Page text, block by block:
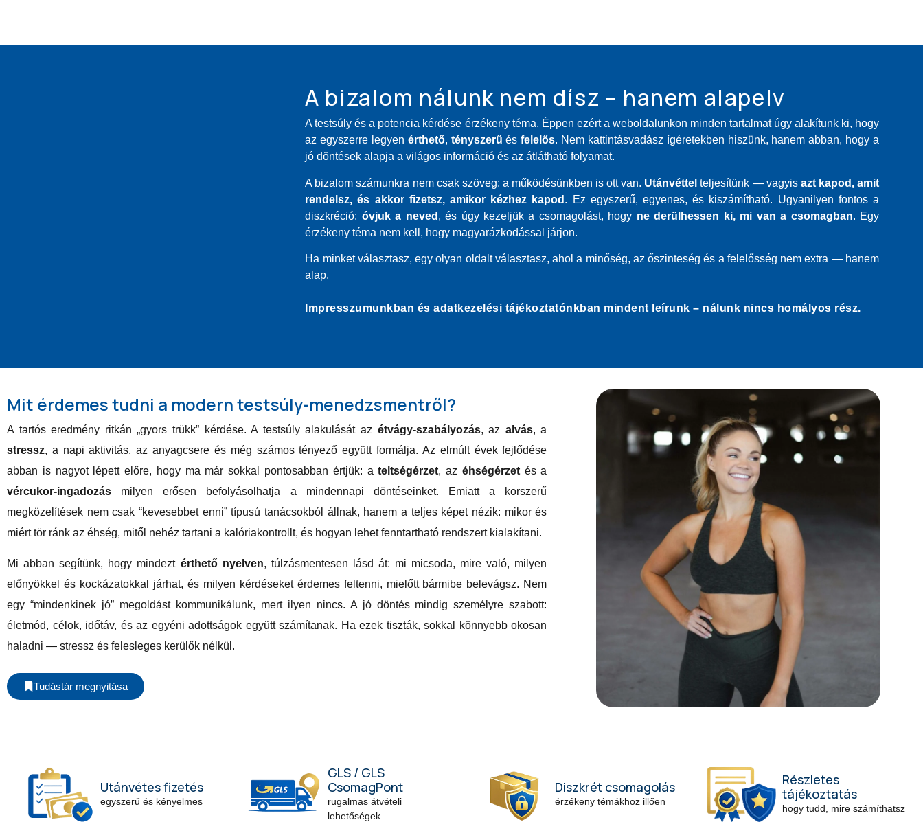
A bizalom nálunk nem dísz – hanem alapelv
A testsúly és a potencia kérdése érzékeny téma. Éppen ezért a weboldalunkon minden tartalmat úgy alakítunk ki, hogy
az egyszerre legyen érthető, tényszerű ésfelelős. Nem kattintásvadász ígéretekben hiszünk, hanem abban, hogy a
jó döntések alapja a világos információ és az átlátható folyamat.
A bizalom számunkra nem csak szöveg: a működésünkben is ott van. Utánvéttel teljesítünk — vagyis azt kapod, amit
rendelsz, és akkor fizetsz, amikor kézhez kapod . Ez egyszerű, egyenes, és kiszámítható. Ugyanilyen fontos a
diszkréció: óvjuk a neved , és úgy kezeljük a csomagolást, hogy ne derülhessen ki, mi van a csomagban. Egy
érzékeny téma nem kell, hogy magyarázkodással járjon.
Ha minket választasz, egy olyan oldalt választasz, ahol a minőség, az őszinteség és a felelősség nem extra — hanem
alap.
Impresszumunkban és adatkezelési tájékoztatónkban mindent leírunk – nálunk nincs homályos rész.
Mit érdemes tudni a modern testsúly-menedzsmentről?
A tartós eredmény ritkán „gyors trükk” kérdése. A testsúly alakulását az étvágy-szabályozás, az alvás, a
stressz, a napi aktivitás, az anyagcsere és még számos tényező együtt formálja. Az elmúlt évek fejlődése
abban is nagyot lépett előre, hogy ma már sokkal pontosabban értjük: ateltségérzet, az éhségérzetés a
vércukor-ingadozás milyen erősen befolyásolhatja a mindennapi döntéseinket. Emiatt a korszerű
megközelítések nem csak “kevesebbet enni” típusú tanácsokból állnak, hanem a teljes képet nézik: mikor és
miért tör ránk az éhség, mitől nehéz tartani a kalóriakontrollt, és hogyan lehet fenntartható rendszert kialakítani.
Mi abban segítünk, hogy mindezt érthető nyelven, túlzásmentesen lásd át: mi micsoda, mire való, milyen
előnyökkel és kockázatokkal járhat, és milyen kérdéseket érdemes feltenni, mielőtt bármibe belevágsz. Nem
egy “mindenkinek jó” megoldást kommunikálunk, mert ilyen nincs. A jó döntés mindig személyre szabott:
életmód, célok, időtáv, és az egyéni adottságok együtt számítanak. Ha ezek tiszták, sokkal könnyebb okosan
haladni — stressz és felesleges kerülők nélkül.
Tudástár megnyitása
Utánvétes fizetés
egyszerű és kényelmes
GLS / GLS
CsomagPont
rugalmas átvételi
lehetőségek
Diszkrét csomagolás
érzékeny témákhoz illően
Részletes
tájékoztatás
hogy tudd, mire számíthatsz